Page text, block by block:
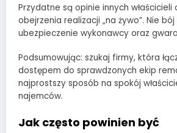
Przydatne są opinie innych właścicieli
obejrzenia realizacji „na żywo”. Nie
ubezpieczenie wykonawcy oraz
Podsumowując: szukaj firmy, która
dostępem do sprawdzonych ekip
najprostszy sposób na spokój
najemców.
Jak często powinien być